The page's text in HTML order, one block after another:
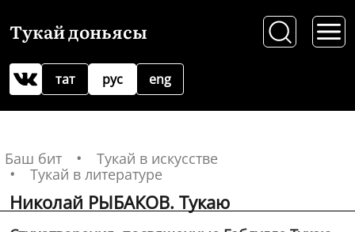
Тукай доньясы
рус
тат eng
Баш бит
Тукай в искусстве
Тукай в литературе
Николай РЫБАКОВ. Тукаю